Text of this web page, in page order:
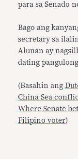
para sa Senado
Bago ang
secretary sa
Alunan ay
dating
(Basahin ang
China Sea
Where Senate
Filipino voter)